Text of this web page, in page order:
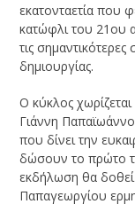
εκατονταετία που
κατώφλι του 21ου
τις σημαντικότερες
δημιουργίας.
Ο κύκλος
Γιάννη
που δίνει την
δώσουν το πρώτο
εκδήλωση θα δοθεί
Παπαγεωργίου